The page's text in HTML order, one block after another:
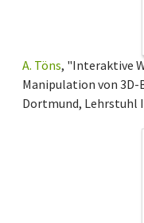
A. Töns, "Interaktive
Manipulation von
Dortmund, Lehrstuhl